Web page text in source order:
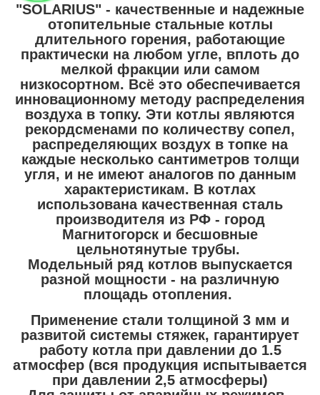
"SOLARIUS" - качественные и надежные
отопительные стальные котлы
длительного горения, работающие
практически на любом угле, вплоть до
мелкой фракции или самом
низкосортном. Всё это обеспечивается
инновационному методу распределения
воздуха в топку. Эти котлы являются
рекордсменами по количеству сопел,
распределяющих воздух в топке на
каждые несколько сантиметров толщи
угля, и не имеют аналогов по данным
характеристикам. В котлах
использована качественная сталь
производителя из РФ - город
Магнитогорск и бесшовные
цельнотянутые трубы.
Модельный ряд котлов выпускается
разной мощности - на различную
площадь отопления.
Применение стали толщиной 3 мм и
развитой системы стяжек, гарантирует
работу котла при давлении до 1.5
атмосфер (вся продукция испытывается
при давлении 2,5 атмосферы)